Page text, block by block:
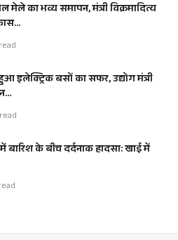
मेले का भव्य समापन, मंत्री विक्रमादित्य
इलेक्ट्रिक बसों का सफर, उद्योग मंत्री
बारिश के बीच दर्दनाक हादसा: खाई में